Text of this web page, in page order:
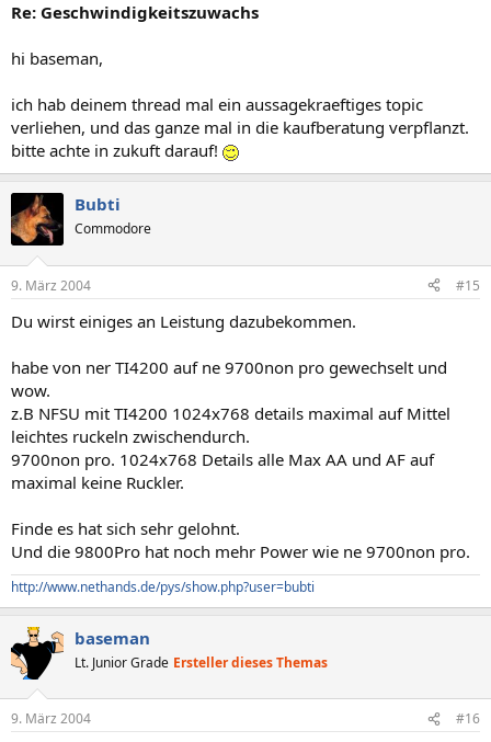
Re: Geschwindigkeitszuwachs
hi baseman,
ich hab deinem thread mal ein aussagekraeftiges topic
verliehen, und das ganze mal in die kaufberatung verpflanzt.
bitte achte in zukuft darauf!
Bubti
Commodore
9. März 2004 #15
Du wirst einiges an Leistung dazubekommen.
habe von ner TI4200 auf ne 9700non pro gewechselt und
wow.
z.B NFSU mit TI4200 1024x768 details maximal auf Mittel
leichtes ruckeln zwischendurch.
9700non pro. 1024x768 Details alle Max AA und AF auf
maximal keine Ruckler.
Finde es hat sich sehr gelohnt.
Und die 9800Pro hat noch mehr Power wie ne 9700non pro.
http://www.nethands.de/pys/show.php?user=bubti
baseman
Lt. Junior Grade Ersteller dieses Themas
9. März 2004 #16